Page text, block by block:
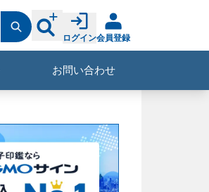
ログイン会員登録
お問い合わせ